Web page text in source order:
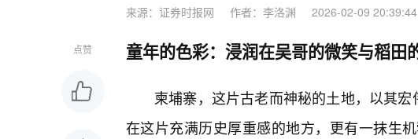
来源：证券时报网 作者：李洛渊 2026-02-09 20:39:44
点赞 童年的色彩：浸润在吴哥的微笑与稻田
柬埔寨，这片古老而神秘的土地，以其宏
在这片充满历史厚重感的地方，更有一抹生